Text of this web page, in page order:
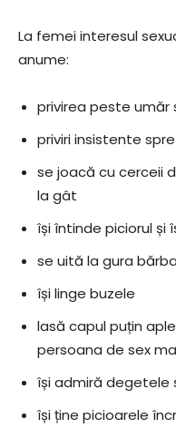
La femei interesul
anume:
privirea peste
priviri insistente
se joacă cu cerceii
la gât
își întinde piciorul și
se uită la gura
își linge buzele
lasă capul puțin
persoana de sex
își admiră degetele
își ține picioarele